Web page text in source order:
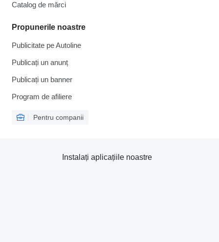
Catalog de mărcі
Propunerile noastre
Publicitate pe Autoline
Publicați un anunț
Publicați un banner
Program de afiliere
Pentru companii
Instalați aplicațiile noastre